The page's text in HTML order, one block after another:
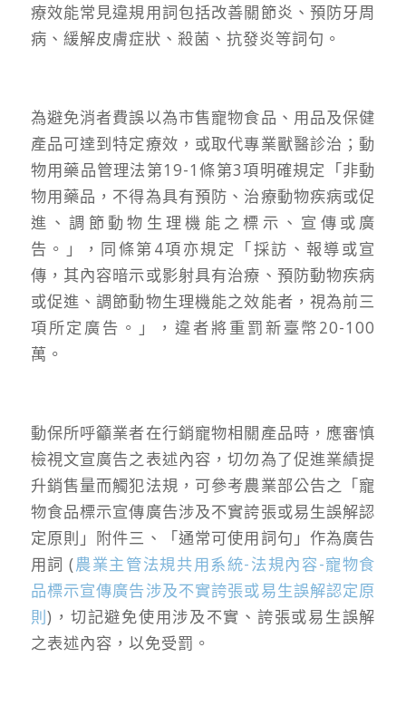
療效能常見違規用詞包括改善關節炎、預防牙周
病、緩解皮膚症狀、殺菌、抗發炎等詞句。
為避免消者費誤以為市售寵物食品、用品及保健
產品可達到特定療效，或取代專業獸醫診治；動
物用藥品管理法第19-1條第3項明確規定「非動
物用藥品，不得為具有預防、治療動物疾病或促
進、調節動物生理機能之標示、宣傳或廣
告。」，同條第4項亦規定「採訪、報導或宣
傳，其內容暗示或影射具有治療、預防動物疾病
或促進、調節動物生理機能之效能者，視為前三
項所定廣告。」，違者將重罰新臺幣20-100
萬。
動保所呼籲業者在行銷寵物相關產品時，應審慎
檢視文宣廣告之表述內容，切勿為了促進業績提
升銷售量而觸犯法規，可參考農業部公告之「寵
物食品標示宣傳廣告涉及不實誇張或易生誤解認
定原則」附件三、「通常可使用詞句」作為廣告
用詞 (農業主管法規共用系統-法規內容-寵物食
品標示宣傳廣告涉及不實誇張或易生誤解認定原
則)，切記避免使用涉及不實、誇張或易生誤解
之表述內容，以免受罰。